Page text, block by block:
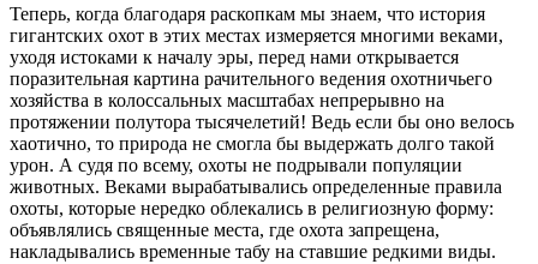
Теперь, когда благодаря раскопкам мы знаем, что история
гигантских охот в этих местах измеряется многими веками,
уходя истоками к началу эры, перед нами открывается
поразительная картина рачительного ведения охотничьего
хозяйства в колоссальных масштабах непрерывно на
протяжении полутора тысячелетий! Ведь если бы оно велось
хаотично, то природа не смогла бы выдержать долго такой
урон. А судя по всему, охоты не подрывали популяции
животных. Веками вырабатывались определенные правила
охоты, которые нередко облекались в религиозную форму:
объявлялись священные места, где охота запрещена,
накладывались временные табу на ставшие редкими виды.